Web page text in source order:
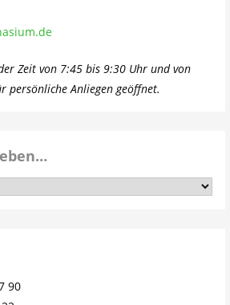
Zeit von 7:45 bis 9:30 Uhr und von
persönliche Anliegen geöffnet.
90